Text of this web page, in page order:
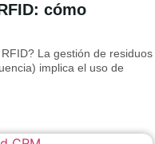
cómo
La gestión de residuos
implica el uso de